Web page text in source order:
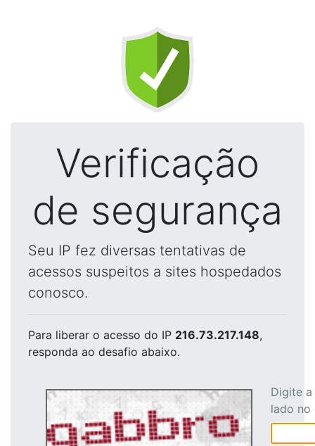
Verificação
de segurança
Seu IP fez diversas tentativas de
acessos suspeitos a sites hospedados
conosco.
Para liberar o acesso do IP 216.73.217.148,
responda ao desafio abaixo.
Digite
lado no